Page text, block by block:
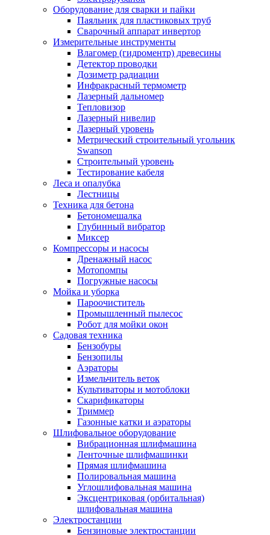
Оборудование для сварки и пайки
Паяльник для пластиковых труб
Сварочный аппарат инвертор
Измерительные инструменты
Влагомер (гидроментр) древесины
Детектор проводки
Дозиметр радиации
Инфракрасный термометр
Лазерный дальномер
Тепловизор
Лазерный нивелир
Лазерный уровень
Метрический строительный угольник
Swanson
Строительный уровень
Тестирование кабеля
Леса и опалубка
Лестницы
Техника для бетона
Бетономешалка
Глубинный вибратор
Миксер
Компрессоры и насосы
Дренажный насос
Мотопомпы
Погружные насосы
Мойка и уборка
Пароочиститель
Промышленный пылесос
Робот для мойки окон
Садовая техника
Бензобуры
Бензопилы
Аэраторы
Измельчитель веток
Культиваторы и мотоблоки
Скарификаторы
Триммер
Газонные катки и аэраторы
Шлифовальное оборудование
Вибрационная шлифмашина
Ленточные шлифмашинки
Прямая шлифмашина
Полировальная машина
Углошлифовальная машина
Эксцентриковая (орбитальная)
шлифовальная машина
Электростанции
Бензиновые электростанции